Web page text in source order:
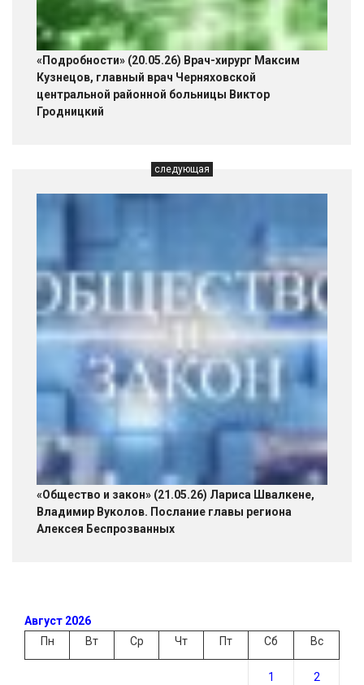
«Подробности» (20.05.26) Врач-хирург Максим
Кузнецов, главный врач Черняховской
центральной районной больницы Виктор
Гродницкий
следующая
«Общество и закон» (21.05.26) Лариса Швалкене,
Владимир Вуколов. Послание главы региона
Алексея Беспрозванных
Август 2026
Пн
Вт Ср Чт Пт Сб Вс
1 2